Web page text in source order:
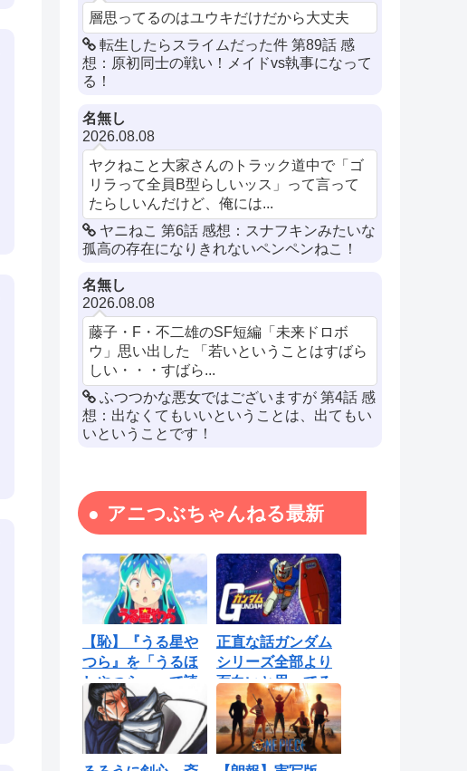
層思ってるのはユウキだけだから大丈夫
転生したらスライムだった件 第89話 感
想：原初同士の戦い！メイドvs執事になって
る！
名無し
2026.08.08
ヤクねこと大家さんのトラック道中で「ゴ
リラって全員B型らしいッス」って言って
たらしいんだけど、俺には...
ヤニねこ 第6話 感想：スナフキンみたいな
孤高の存在になりきれないペンペンねこ！
名無し
2026.08.08
藤子・F・不二雄のSF短編「未来ドロボ
ウ」思い出した 「若いということはすばら
しい・・・すばら...
ふつつかな悪女ではございますが 第4話 感
想：出なくてもいいということは、出てもい
いということです！
アニつぶちゃんねる最新
【恥】『うる星や
つら』を「うるほ
しやつら」って読
んでたわ…勘...
正直な話ガンダム
シリーズ全部より
面白いと思ってる
ロボットアニ...